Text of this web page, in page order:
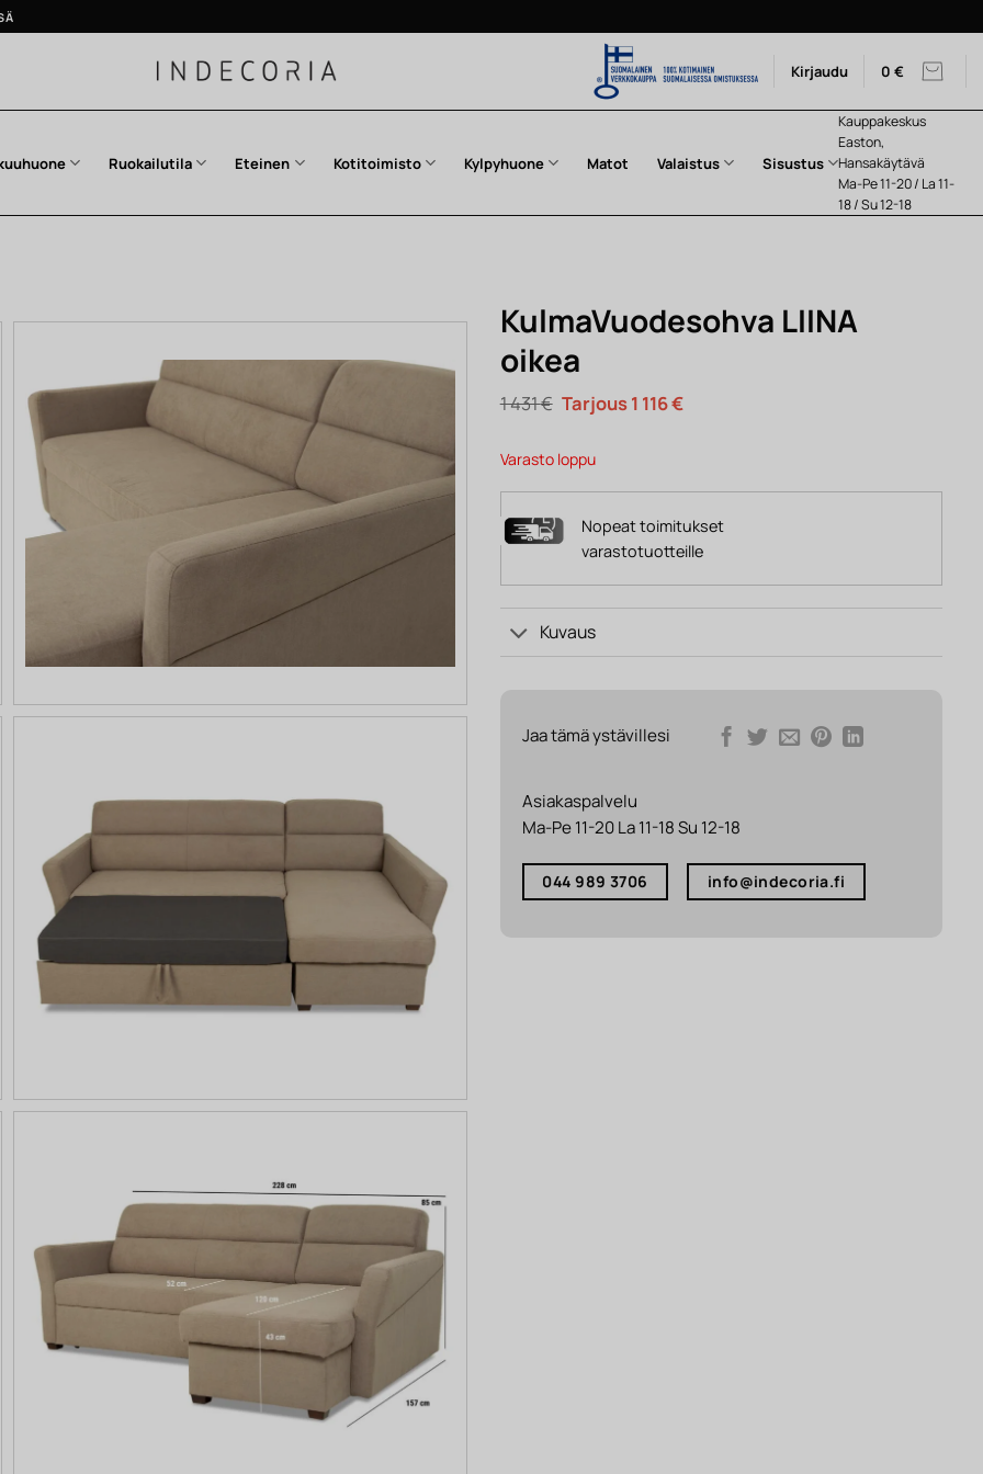
Kirjaudu 0 €
Ruokailutila Eteinen Kotitoimisto Kylpyhuone Matot Valaistus Sisustus
Kauppakeskus
Easton,
Hansakäytävä
Ma-Pe 11-20 / La 11-
18 / Su 12-18
KulmaVuodesohva LIINA
oikea
1 431€ Alkuperäinen
hinta
1
431 €.
1 116€Nykyinen
Varasto loppu
Nopeat toimitukset
varastotuotteille
Kuvaus
Jaa tämä ystävillesi
Asiakaspalvelu
Ma-Pe 11-20 La 11-18 Su 12-18
044 989 3706 info@indecoria.fi